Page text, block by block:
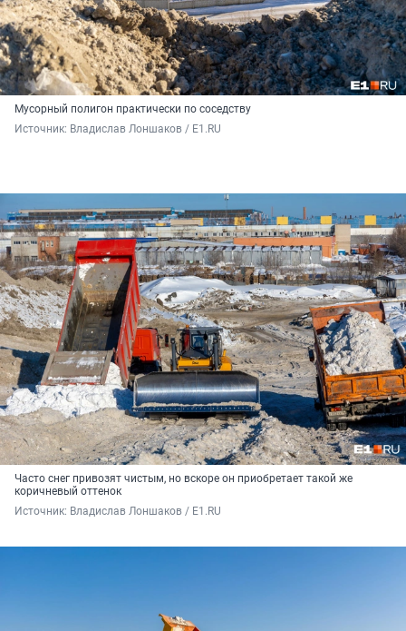
Мусорный полигон практически по соседству
Источник: Владислав Лоншаков / E1.RU
Часто снег привозят чистым, но вскоре он приобретает такой же
коричневый оттенок
Источник: Владислав Лоншаков / E1.RU